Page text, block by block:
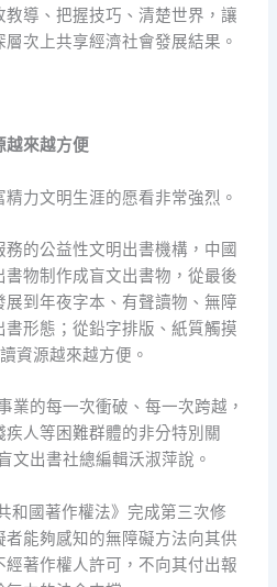
導、把握技巧、清楚世界，讓
次上共享經濟社會發展結果。
越來越方便
力文明生涯的愿看非常強烈。
的公益性文明出書機構，中國
物制作成盲文出書物，從最後
到年夜字本、有聲讀物、無障
形態；從鉛字排版、紙質觸摸
資源越來越方便。
業的每一次衝破、每一次跨越，
人等困難群體的非分特別關
文出書社總編輯沃淑萍說。
和國著作權法》完成第三次修
能夠感知的無障礙方法向其供
著作權人許可，不向其付出報